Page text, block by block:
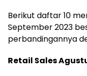
Berikut daftar 10
September 2023
perbandingannya
Retail Sales